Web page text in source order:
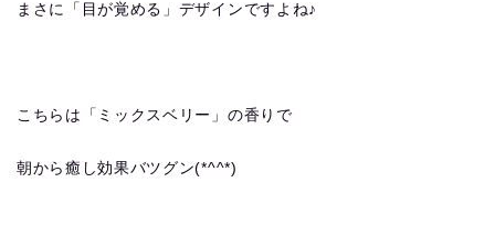
まさに「目が覚める」デザインですよね♪
こちらは「ミックスベリー」の香りで
朝から癒し効果バツグン(*^^*)